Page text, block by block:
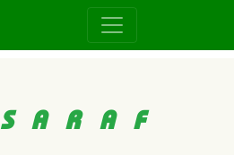
SARAF